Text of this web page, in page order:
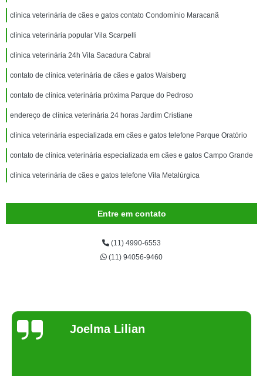
clínica veterinária de cães e gatos contato Condomínio Maracanã
clínica veterinária popular Vila Scarpelli
clínica veterinária 24h Vila Sacadura Cabral
contato de clínica veterinária de cães e gatos Waisberg
contato de clínica veterinária próxima Parque do Pedroso
endereço de clínica veterinária 24 horas Jardim Cristiane
clínica veterinária especializada em cães e gatos telefone Parque Oratório
contato de clínica veterinária especializada em cães e gatos Campo Grande
clínica veterinária de cães e gatos telefone Vila Metalúrgica
Entre em contato
(11) 4990-6553
(11) 94056-9460
Joelma Lilian